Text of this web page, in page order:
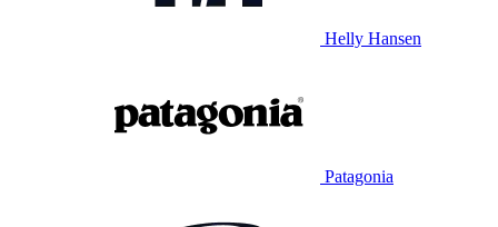
Helly Hansen
Patagonia